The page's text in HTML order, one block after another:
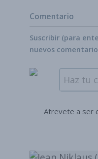
Comentario
Suscribir (para
nuevos
Haz tu
Atrevete a ser